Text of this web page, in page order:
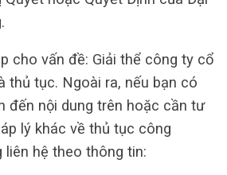
cho vấn đề: Giải thể công ty cổ
thủ tục. Ngoài ra, nếu bạn có
đến nội dung trên hoặc cần tư
lý khác về thủ tục công
liên hệ theo thông tin: